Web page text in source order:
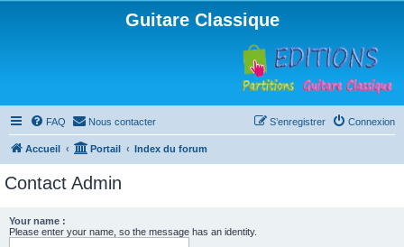
Guitare Classique
FAQ Nous contacter Connexion
S’enregistrer
Accueil Portail Index du forum
Contact Admin
Your name :
Please enter your name, so the message has an identity.